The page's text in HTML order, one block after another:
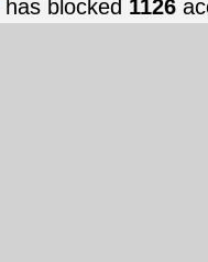
has blocked 1126